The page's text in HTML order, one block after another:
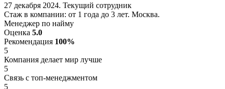
27 декабря 2024. Текущий сотрудник
Стаж в компании: от 1 года до 3 лет. Москва.
Менеджер по найму
Оценка 5.0
Рекомендация 100%
5
Компания делает мир лучше
5
Связь с топ-менеджментом
5